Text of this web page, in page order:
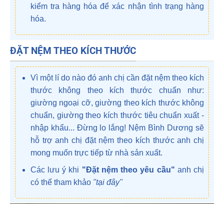
kiểm tra hàng hóa để xác nhận tình trạng hàng
hóa.
ĐẶT NỆM THEO KÍCH THƯỚC
Vì một lí do nào đó anh chị cần đặt nệm theo kích
thước không theo kích thước chuẩn như:
giường ngoại cỡ, giường theo kích thước không
chuẩn, giường theo kích thước tiêu chuẩn xuất -
nhập khẩu... Đừng lo lắng! Nệm Bình Dương sẽ
hỗ trợ anh chị đặt nệm theo kích thước anh chị
mong muốn trực tiếp từ nhà sản xuất.
Các lưu ý khi "Đặt nệm theo yêu cầu" anh chị
có thể tham khảo "tại đây"